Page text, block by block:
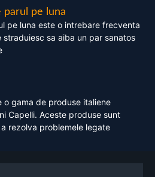
pe luna
pe luna este o intrebare frecventa
sa aiba un par sanatos
o gama de produse italiene
Capelli. Aceste produse sunt
rezolva problemele legate